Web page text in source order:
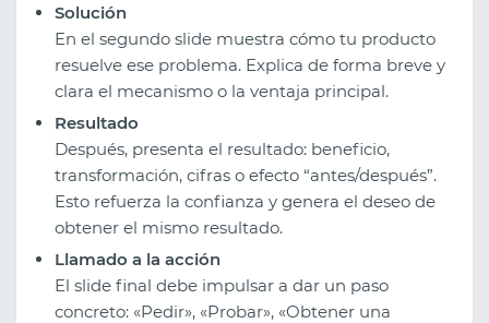
Solución
En el segundo slide muestra cómo tu producto
resuelve ese problema. Explica de forma breve y
clara el mecanismo o la ventaja principal.
Resultado
Después, presenta el resultado: beneficio,
transformación, cifras o efecto “antes/después”.
Esto refuerza la confianza y genera el deseo de
obtener el mismo resultado.
Llamado a la acción
El slide final debe impulsar a dar un paso
concreto: «Pedir», «Probar», «Obtener una